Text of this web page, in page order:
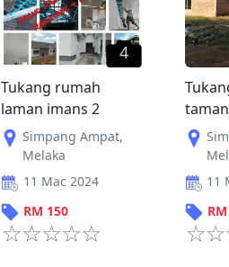
4
Tukang rumah
laman imans 2
Simpang Ampat,
Melaka
11 Mac 2024
RM 150
11
RM